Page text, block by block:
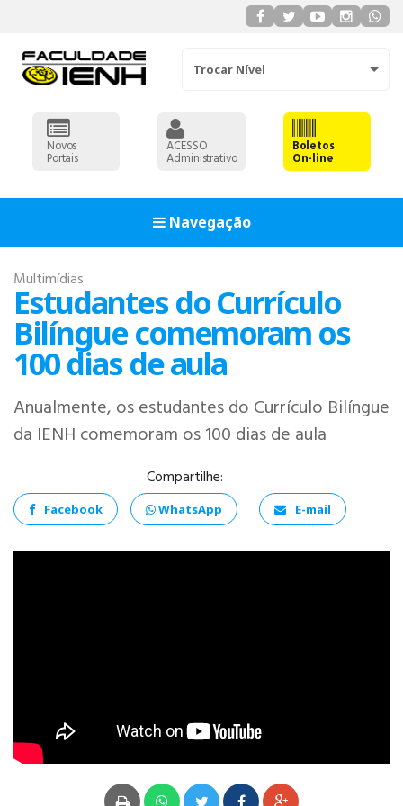
Trocar Nível
Novos
Portais
ACESSO
Administrativo
Boletos
On-line
Navegação
ADMINISTRAÇÃO
DESENVOLVIMENTO
Multimídias
Estudantes do Currículo
Bilíngue comemoram os
100 dias de aula
Anualmente, os estudantes do Currículo Bilíngue
da IENH comemoram os 100 dias de aula
Compartilhe:
Facebook WhatsApp E-mail